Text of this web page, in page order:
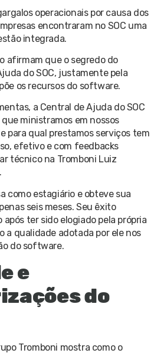
operacionais por causa dos
encontraram no SOC uma
integrada.
afirmam que o segredo do
do SOC, justamente pela
os recursos do software.
a Central de Ajuda do SOC
ministramos em nossos
para qual prestamos serviços tem
efetivo e com feedbacks
técnico na Tromboni Luiz
como estagiário e obteve sua
seis meses. Seu êxito
ter sido elogiado pela própria
a qualidade adotada por ele nos
do software.
e
do
Tromboni mostra como o